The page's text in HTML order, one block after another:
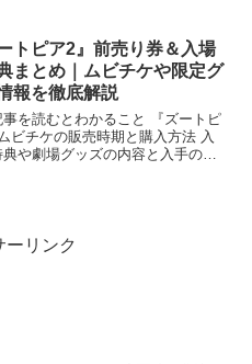
ートピア2』前売り券＆入場
まとめ｜ムビチケや限定グ
報を徹底解説
事を読むとわかること 『ズートピ
ビチケの販売時期と購入方法 入
や劇場グッズの内容と入手のコ
ーリンク